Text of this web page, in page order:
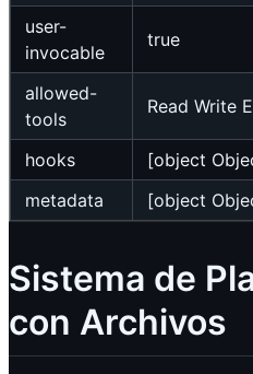
user-
invocable
true
allowed-
tools
Read Write
hooks
[object
metadata
[object
Sistema de
con Archivos